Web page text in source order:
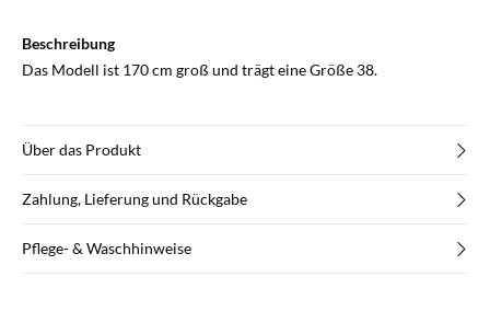
Beschreibung
Das Modell ist 170 cm groß und trägt eine Größe 38.
Über das Produkt
Zahlung, Lieferung und Rückgabe
Pflege- & Waschhinweise